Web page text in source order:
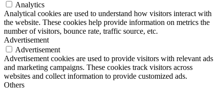
Analytics
Analytical cookies are used to understand how visitors interact with
the website. These cookies help provide information on metrics the
number of visitors, bounce rate, traffic source, etc.
Advertisement
Advertisement
Advertisement cookies are used to provide visitors with relevant ads
and marketing campaigns. These cookies track visitors across
websites and collect information to provide customized ads.
Others